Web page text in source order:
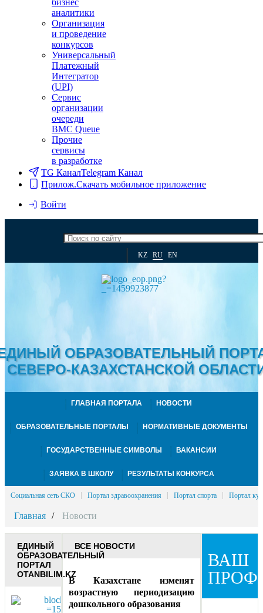
бизнес
аналитики
Организация
и проведение
конкурсов
Универсальный
Платежный
Интегратор
(UPI)
Сервис
организации
очереди
BMC Queue
Прочие
сервисы
в разработке
TG КаналTelegram Канал
Прилож.Скачать мобильное приложение
Войти
KZ RU EN
ОБРАЗОВАТЕЛЬНЫЙ
СЕВЕРО-КАЗАХСТАНСКОЙ
ГЛАВНАЯ ПОРТАЛА НОВОСТИ
ОБРАЗОВАТЕЛЬНЫЕ ПОРТАЛЫ НОРМАТИВНЫЕ ДОКУМЕНТЫ
ГОСУДАРСТВЕННЫЕ СИМВОЛЫ ВАКАНСИИ
ЗАЯВКА В ШКОЛУ РЕЗУЛЬТАТЫ КОНКУРСА
Социальная сеть СКО Портал здравоохранения Портал спорта Портал
Главная Новости
ЕДИНЫЙ
ОБРАЗОВАТЕЛЬНЫЙ
ПОРТАЛ
OTANBILIM.KZ
ВАШ
ВСЕ НОВОСТИ
В Казахстане изменят
возрастную периодизацию
дошкольного образования